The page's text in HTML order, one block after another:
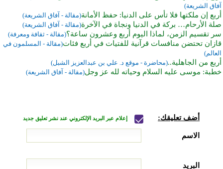
آفاق الشريعة)
أربع إن ملكتها فلا تأس على الدنيا: حفظ الأمانة(مقالة - آفاق الشريعة)
صلة الأرحام… بركة في الدنيا ونجاة في الآخرة(مقالة - آفاق الشريعة)
سر تقسيم الزمن، لماذا اليوم أربع وعشرون ساعة؟(مقالة - ثقافة ومعرفة)
قازان تحتضن منافسات قرآنية للفتيات في أربع فئات(مقالة - المسلمون في
العالم)
أربع من الجاهلية..(محاضرة - موقع د. علي بن عبدالعزيز الشبل)
خطبة: موسى عليه السلام وحياته لله عز وجل(مقالة - آفاق الشريعة)
أضف تعليقك: إعلام عبر البريد الإلكتروني عند نشر تعليق جديد
الاسم
البريد